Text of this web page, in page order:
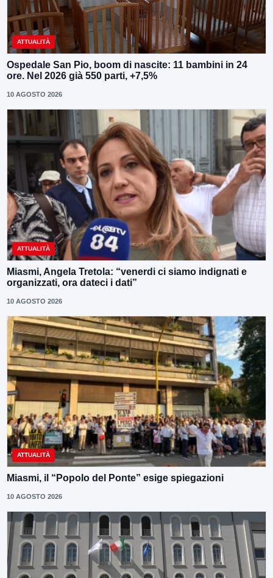
ATTUALITÀ
Ospedale San Pio, boom di nascite: 11 bambini in 24
ore. Nel 2026 già 550 parti, +7,5%
10 AGOSTO 2026
ATTUALITÀ
Miasmi, Angela Tretola: “venerdi ci siamo indignati e
organizzati, ora dateci i dati”
10 AGOSTO 2026
ATTUALITÀ
Miasmi, il “Popolo del Ponte” esige spiegazioni
10 AGOSTO 2026